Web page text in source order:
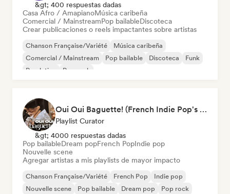
&gt; 400 respuestas dadas
Casa Afro / AmapianoMúsica caribeña
Comercial / MainstreamPop bailableDiscoteca
Crear publicaciones o reels impactantes sobre artistas
Chanson Française/Variété
Música caribeña
Comercial / Mainstream
Pop bailable Discoteca
Funk
Pop latino
Pop rock
Oui Oui Baguette! (French Indie Pop's Finest)
Playlist Curator
&gt; 4000 respuestas dadas
Pop bailableDream popFrench PopIndie pop
Nouvelle scene
Agregar artistas a mis playlists de mayor impacto
Chanson Française/Variété French Pop
Indie pop
Nouvelle scene
Pop bailable Dream pop
Pop rock